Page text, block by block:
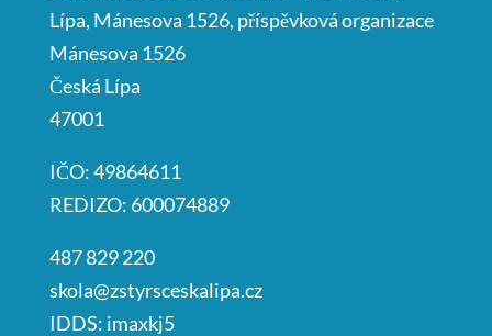
Lípa, Mánesova 1526, příspěvková organizace
Mánesova 1526
Česká Lípa
47001
IČO: 49864611
REDIZO: 600074889
487 829 220
skola@zstyrsceskalipa.cz
IDDS: imaxkj5